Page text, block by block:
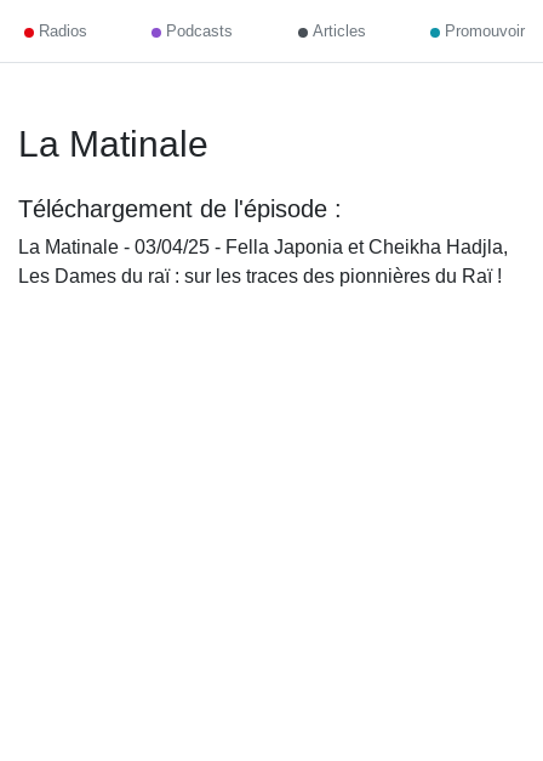
Radios Podcasts Articles Promouvoir
La Matinale
Téléchargement de l'épisode :
La Matinale - 03/04/25 - Fella Japonia et Cheikha Hadjla,
Les Dames du raï : sur les traces des pionnières du Raï !